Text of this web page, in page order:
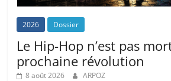
2026 Dossier
Le Hip-Hop n’est pas
prochaine révolution
8 août 2026 ARPOZ